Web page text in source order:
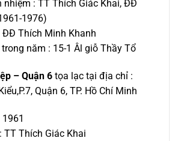
nhiệm : TT Thích Giác Khai, ĐĐ
1976)
ĐĐ Thích Minh Khanh
năm : 15-1 Âl giỗ Thầy Tổ
– Quận 6 tọa lạc tại địa chỉ :
Quận 6, TP. Hồ Chí Minh
TT Thích Giác Khai